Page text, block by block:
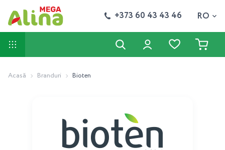
+373 60 43 43 46 RO
Acasă Branduri Bioten